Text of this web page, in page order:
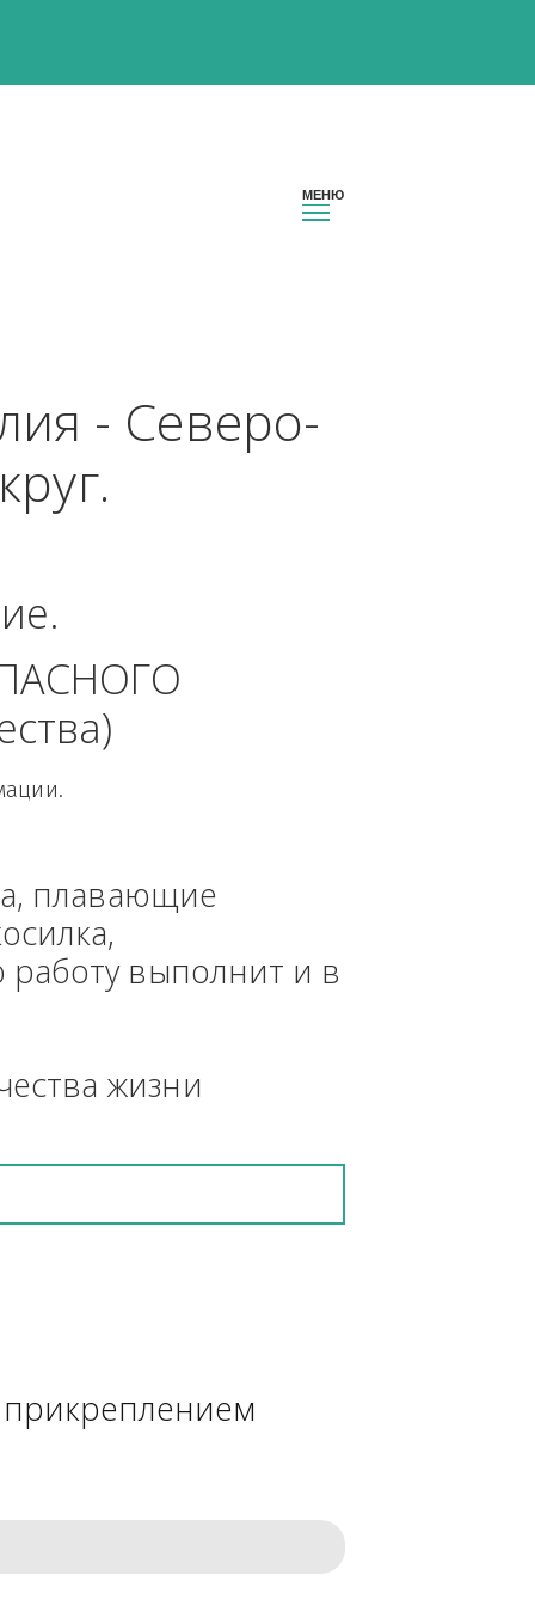
- Северо-
округ.
плавающие
работу выполнит и в
с прикреплением